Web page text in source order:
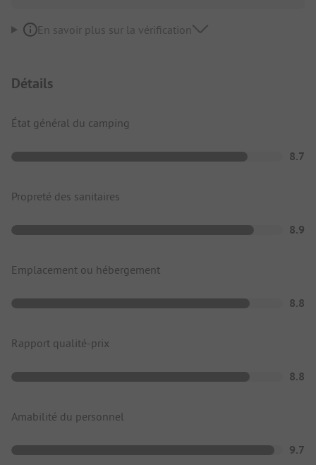
En savoir plus sur la vérification
Détails
État général du camping
8.7
Propreté des sanitaires
8.9
Emplacement ou hébergement
8.8
Rapport qualité-prix
8.8
Amabilité du personnel
9.7